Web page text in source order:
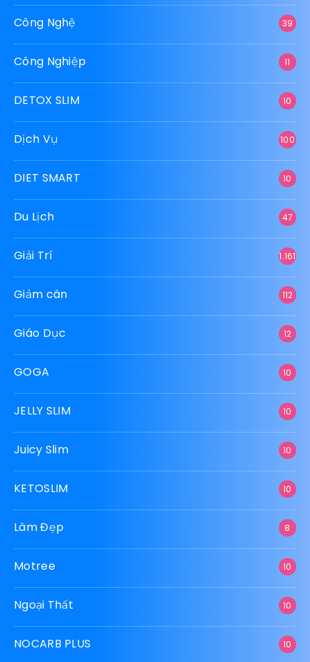
Công Nghệ 39
Công Nghiệp 11
DETOX SLIM 10
Dịch Vụ 100
DIET SMART 10
Du Lịch 47
Giải Trí 1.161
Giảm cân 112
Giáo Dục 12
GOGA 10
JELLY SLIM 10
Juicy Slim 10
KETOSLIM 10
Làm Đẹp 8
Motree 10
Ngoại Thất 10
NOCARB PLUS 10